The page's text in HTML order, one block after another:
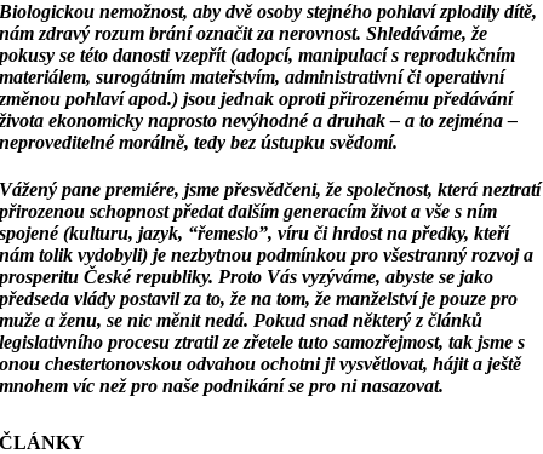
Biologickou nemožnost, aby dvě osoby stejného pohlaví zplodily dítě,
nám zdravý rozum bráníoznačit za nerovnost. Shledáváme, že
pokusy se této danosti vzepřít (adopcí, manipulacís reprodukčním
materiálem, surogátním mateřstvím, administrativní či operativní
změnoupohlaví apod.) jsou jednak oproti přirozenému předávání
života ekonomicky naprostonevýhodné a druhak – a to zejména –
neproveditelné morálně, tedy bez ústupku svědomí.
Vážený pane premiére, jsme přesvědčeni, že společnost, která neztratí
přirozenou schopnostpředat dalším generacím život a vše s ním
spojené (kulturu, jazyk, “řemeslo”, víru či hrdost napředky, kteří
nám tolik vydobyli) je nezbytnou podmínkou pro všestranný rozvoj a
prosperituČeské republiky. Proto Vás vyzýváme, abyste se jako
předseda vlády postavil za to, že na tom,že manželství je pouze pro
muže a ženu, se nic měnit nedá. Pokud snad některý z článků
legislativního procesu ztratil ze zřetele tuto samozřejmost, tak jsme s
onou chestertonovskouodvahou ochotni ji vysvětlovat, hájit a ještě
mnohem víc než pro naše podnikání se pro ninasazovat.
ČLÁNKY